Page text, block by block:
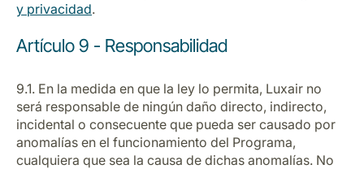
y privacidad.
Artículo 9 - Responsabilidad
9.1. En la medida en que la ley lo permita, Luxair no
será responsable de ningún daño directo, indirecto,
incidental o consecuente que pueda ser causado por
anomalías en el funcionamiento del Programa,
cualquiera que sea la causa de dichas anomalías. No